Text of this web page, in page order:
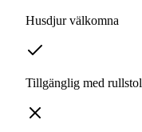
Husdjur välkomna
Tillgänglig med rullstol